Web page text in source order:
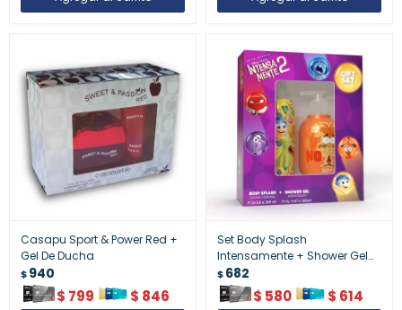
Casapu Sport & Power Red +
Gel De Ducha
$940
$ 799 $ 846
Set Body Splash
Intensamente + Shower Gel
Infantil
$682
$ 580 $ 614